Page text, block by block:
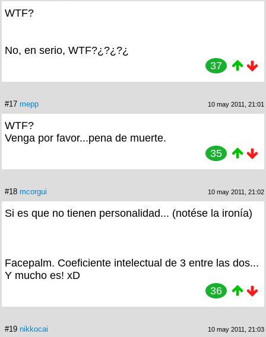
WTF?
No, en serio, WTF?¿?¿?¿
37
#17 mepp 10 may 2011, 21:01
WTF?
Venga por favor...pena de muerte.
35
#18 mcorgui 10 may 2011, 21:02
Si es que no tienen personalidad... (notése la ironía)
Facepalm. Coeficiente intelectual de 3 entre las dos...
Y mucho es! xD
36
#19 nikkocai 10 may 2011, 21:03